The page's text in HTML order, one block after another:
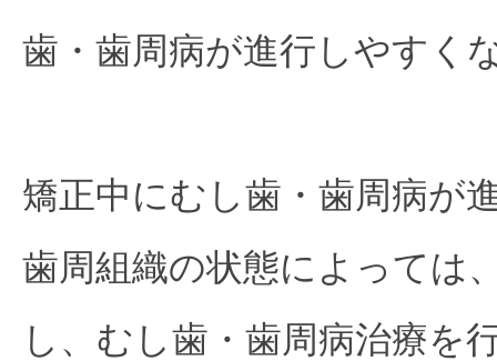
歯・歯周病が進行しやすく
矯正中にむし歯・歯周病が
歯周組織の状態によっては
し、むし歯・歯周病治療を